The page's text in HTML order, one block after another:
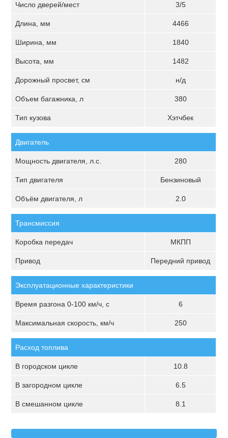
Число дверей/мест 3/5
Длина, мм 4466
Ширина, мм 1840
Высота, мм 1482
Дорожный просвет, см н/д
Объем багажника, л 380
Тип кузова Хэтчбек
Двигатель
Мощность двигателя, л.с. 280
Тип двигателя Бензиновый
Объём двигателя, л 2.0
Трансмиссия
Коробка передач МКПП
Привод Передний привод
Эксплуатационные характеристики
Время разгона 0-100 км/ч, с 6
Максимальная скорость, км/ч 250
Расход топлива
В городском цикле 10.8
В загородном цикле 6.5
В смешанном цикле 8.1